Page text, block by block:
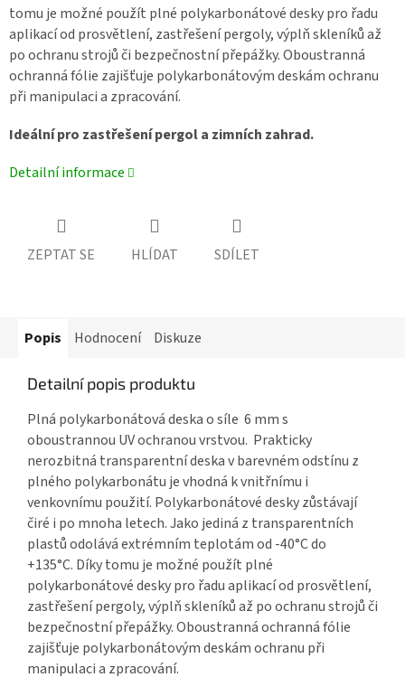
tomu je možné použít plné polykarbonátové deskypro řadu
aplikací od prosvětlení, zastřešení pergoly, výplň skleníků až
po ochranu strojů či bezpečnostní přepážky. Oboustranná
ochranná fólie zajišťuje polykarbonátovým deskámochranu
při manipulaci a zpracování.
Ideální pro zastřešení pergol a zimních zahrad.
Detailní informace
ZEPTAT SE HLÍDAT SDÍLET
Popis Hodnocení Diskuze
Detailní popis produktu
Plná polykarbonátová deska o síle 6 mms
oboustrannou UV ochranou vrstvou. Prakticky
nerozbitná transparentní deska v barevném odstínu z
plného polykarbonátu je vhodná k vnitřnímu i
venkovnímu použití. Polykarbonátové deskyzůstávají
čiré i po mnoha letech. Jako jediná z transparentních
plastů odolává extrémním teplotám od -40°C do
+135°C. Díky tomu je možné použít plné
polykarbonátové deskypro řadu aplikací od prosvětlení,
zastřešení pergoly, výplň skleníků až po ochranu strojů či
bezpečnostní přepážky. Oboustranná ochranná fólie
zajišťuje polykarbonátovým deskámochranu při
manipulaci a zpracování.